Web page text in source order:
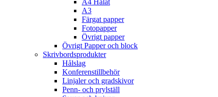
A4 Hålat
A3
Färgat papper
Fotopapper
Övrigt papper
Övrigt Papper och block
Skrivbordsprodukter
Hålslag
Konferenstillbehör
Linjaler och gradskivor
Penn- och prylställ